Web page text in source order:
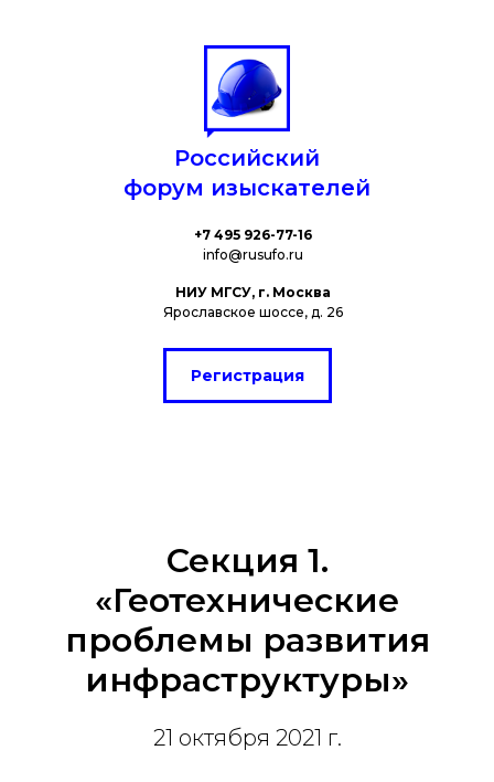
Российский
форум изыскателей
+7 495 926-77-16
info@rusufo.ru
НИУ МГСУ, г. Москва
Ярославское шоссе, д. 26
Регистрация
Секция 1.
«Геотехнические
проблемы развития
инфраструктуры»
21 октября 2021 г.